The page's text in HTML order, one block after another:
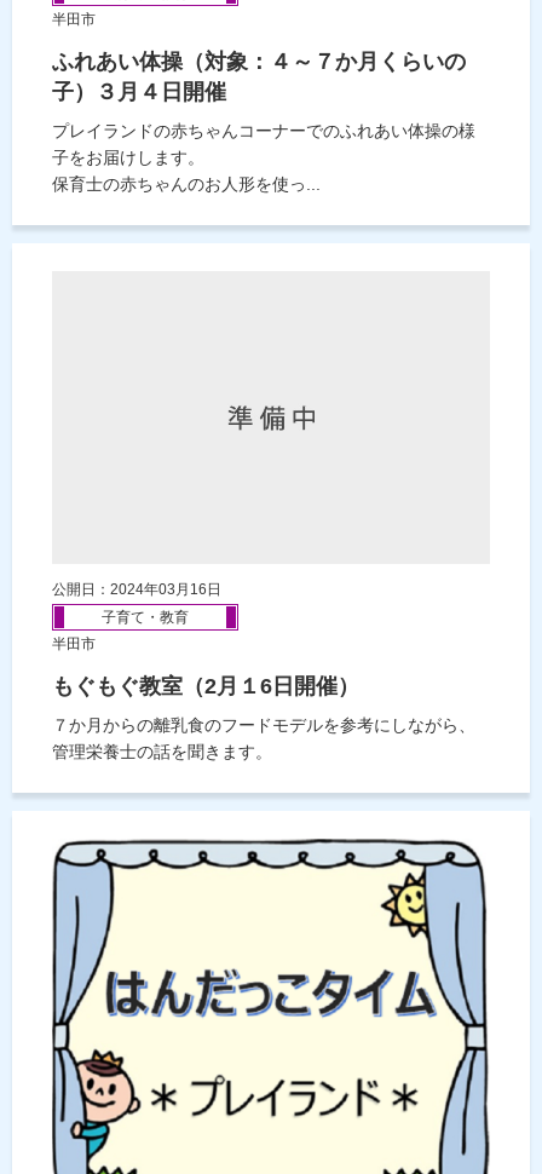
半田市
ふれあい体操（対象：４～７か月くらいの
子）３月４日開催
プレイランドの赤ちゃんコーナーでのふれあい体操の様
子をお届けします。
保育士の赤ちゃんのお人形を使っ...
公開日：2024年03月16日
子育て・教育
半田市
もぐもぐ教室（2月１6日開催）
７か月からの離乳食のフードモデルを参考にしながら、
管理栄養士の話を聞きます。